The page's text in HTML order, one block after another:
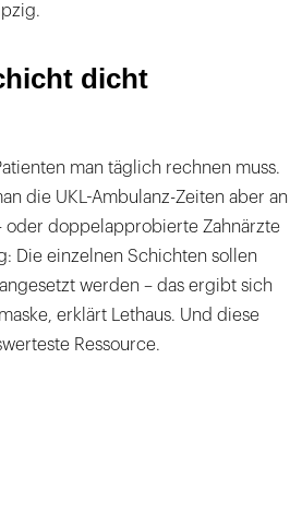
dicht
man täglich rechnen muss.
die UKL-Ambulanz-Zeiten aber an
oder doppelapprobierte Zahnärzte
Die einzelnen Schichten sollen
werden – das ergibt sich
erklärt Lethaus. Und diese
Ressource.